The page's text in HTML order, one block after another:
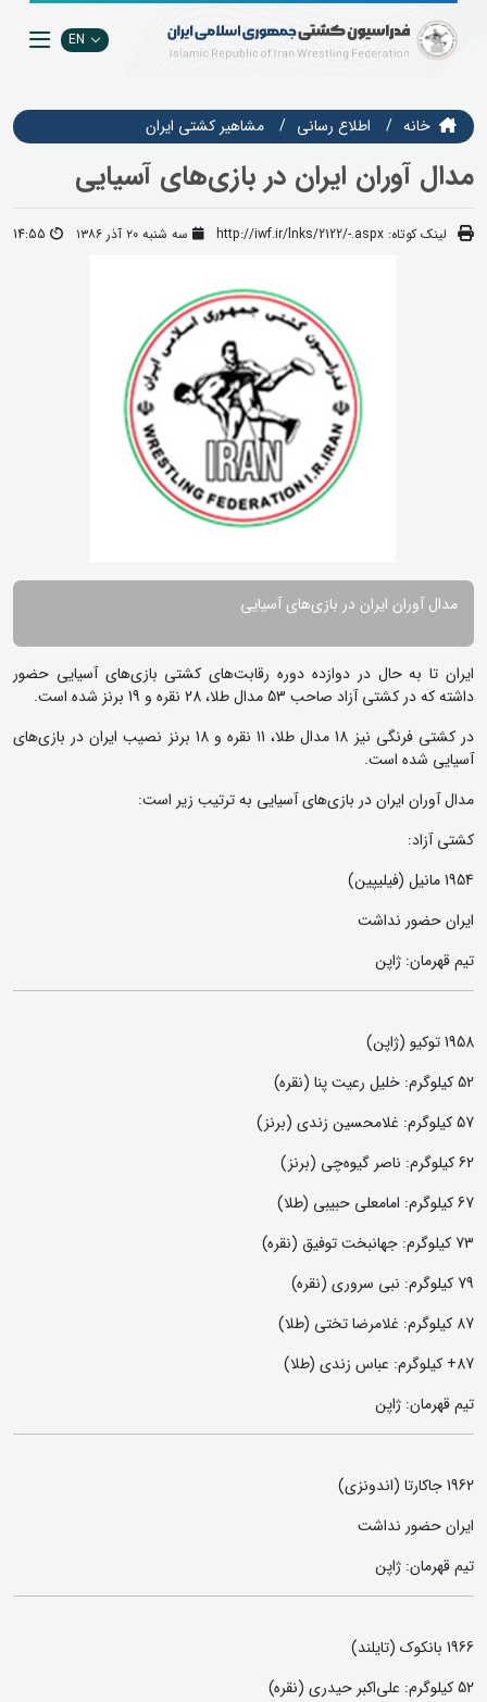
EN
خانه اطلاع رسانی مشاهير كشتي ايران
مدال آوران ایران در بازی‌های آسیایی
لینک کوتاه: http://iwf.ir/lnks/2122/-.aspx سه شنبه ۲۰ آذر ۱۳۸۶ 14:55
مدال آوران ایران در بازی‌های آسیایی
ایران تا به حال در دوازده دوره رقابت‌های کشتی بازی‌های آسیایی حضور
داشته که در کشتی آزاد صاحب 53 مدال طلا، 28 نقره و 19 برنز شده است.
در کشتی فرنگی نیز 18 مدال طلا، 11 نقره و 18 برنز نصیب ایران در بازی‌های
آسیایی شده است.
مدال آوران ایران در بازی‌های آسیایی به ترتیب زیر است:
کشتی آزاد:
1954 مانیل (فیلیپین)
ایران حضور نداشت
تیم قهرمان: ژاپن
1958 توکیو (ژاپن)
52 کیلوگرم: خلیل رعیت پنا (نقره)
57 کیلوگرم: غلامحسین زندی (برنز)
62 کیلوگرم: ناصر گیوه‌چی (برنز)
67 کیلوگرم: امامعلی حبیبی (طلا)
73 کیلوگرم: جهانبخت توفیق (نقره)
79 کیلوگرم: نبی سروری (نقره)
87 کیلوگرم: غلامرضا تختی (طلا)
87+ کیلوگرم: عباس زندی (طلا)
تیم قهرمان: ژاپن
1962 جاکارتا (اندونزی)
ایران حضور نداشت
تیم قهرمان: ژاپن
1966 بانکوک (تایلند)
52 کیلوگرم: علی‌اکبر حیدری (نقره)